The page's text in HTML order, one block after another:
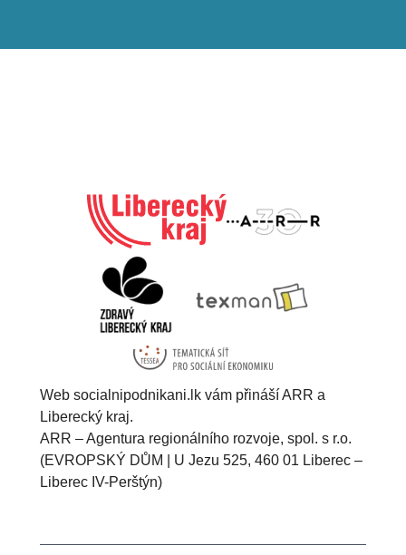
Web socialnipodnikani.lk vám přináší ARR a
Liberecký kraj.
ARR – Agentura regionálního rozvoje, spol. s r.o.
(EVROPSKÝ DŮM | U Jezu 525, 460 01 Liberec –
Liberec IV-Perštýn)